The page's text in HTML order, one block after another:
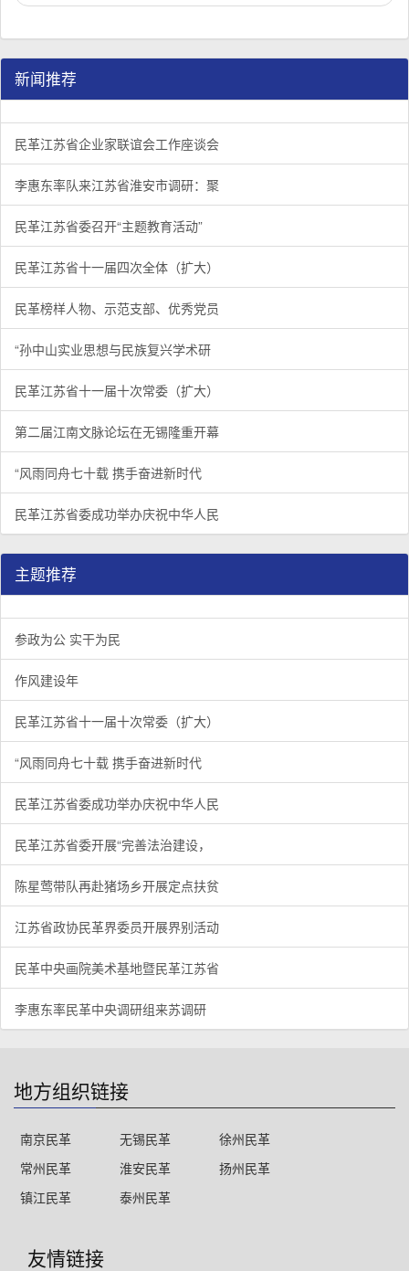
新闻推荐
民革江苏省企业家联谊会工作座谈会在宁召开
1/3 李惠东率队来江苏省淮安市调研：聚焦民革党员之家建设管
2/3 民革江苏省委召开“主题教育活动” 领导班子民主生活会
3/3
民革江苏省企业家联谊会工作座谈会
李惠东率队来江苏省淮安市调研：聚
民革江苏省委召开“主题教育活动”
民革江苏省十一届四次全体（扩大）
民革榜样人物、示范支部、优秀党员
“孙中山实业思想与民族复兴学术研
民革江苏省十一届十次常委（扩大）
第二届江南文脉论坛在无锡隆重开幕
“风雨同舟七十载 携手奋进新时代
民革江苏省委成功举办庆祝中华人民
主题推荐
参政为公 实干为民
作风建设年
民革江苏省十一届十次常委（扩大）
“风雨同舟七十载 携手奋进新时代
民革江苏省委成功举办庆祝中华人民
民革江苏省委开展“完善法治建设，
陈星莺带队再赴猪场乡开展定点扶贫
江苏省政协民革界委员开展界别活动
民革中央画院美术基地暨民革江苏省
李惠东率民革中央调研组来苏调研
地方组织链接
南京民革 无锡民革
徐州民革
常州民革
淮安民革
扬州民革
镇江民革
泰州民革
友情链接